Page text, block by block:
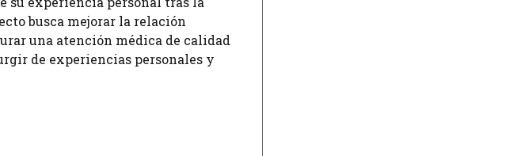
busca mejorar la relación
una atención médica de calidad
de experiencias personales y